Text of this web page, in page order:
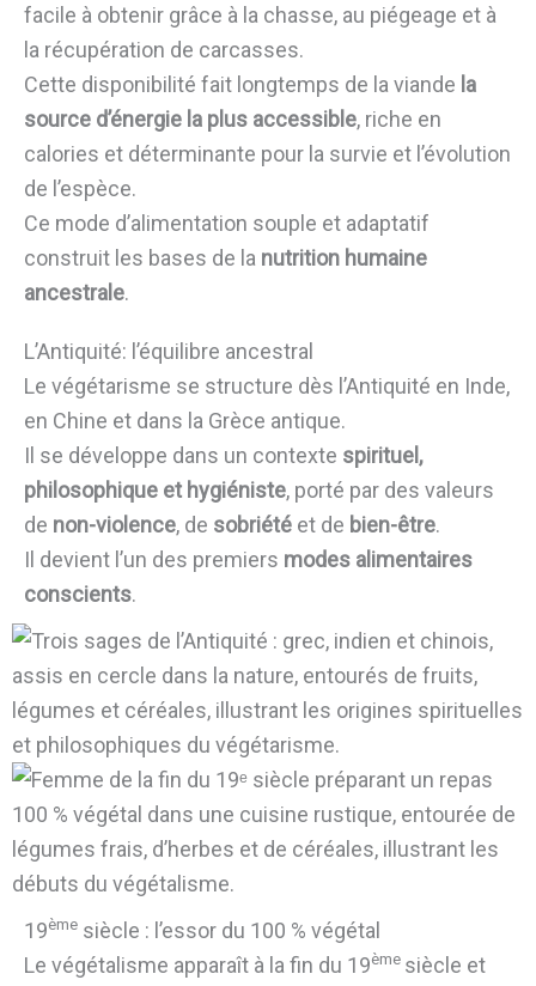
facile à obtenir grâce à la chasse, au piégeage et à
la récupération de carcasses.
Cette disponibilité fait longtemps de la viande la
source d’énergie la plus accessible, riche en
calories et déterminante pour la survie et l’évolution
de l’espèce.
Ce mode d’alimentation souple et adaptatif
construit les bases de la nutrition humaine
ancestrale.
L’Antiquité: l’équilibre ancestral
Le végétarisme se structure dès l’Antiquité en Inde,
en Chine et dans la Grèce antique.
Il se développe dans un contexte spirituel,
philosophique et hygiéniste, porté par des valeurs
de non-violence, de sobriété et de bien-être.
Il devient l’un des premiers modes alimentaires
conscients.
19ème siècle : l’essor du 100 % végétal
Le végétalisme apparaît à la fin du 19ème siècle et